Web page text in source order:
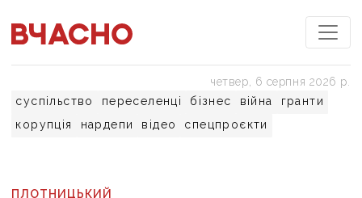
суспільство переселенці бізнес війна
гранти
корупція
нардепи відео спецпроєкти
четвер, 6 серпня 2026 р.
ПЛОТНИЦЬКИЙ